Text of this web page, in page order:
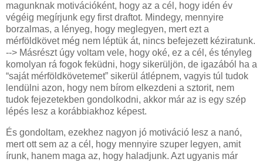
magunknak motivációként, hogy az a cél, hogy idén év
végéig megírjunk egy first draftot. Mindegy, mennyire
borzalmas, a lényeg, hogy meglegyen, mert ezt a
mérföldkövet még nem léptük át, nincs befejezett kéziratunk.
--> Másrészt úgy voltam vele, hogy oké, ez a cél, és tényleg
komolyan rá fogok feküdni, hogy sikerüljön, de igazából ha a
“saját mérföldkövetemet” sikerül átlépnem, vagyis túl tudok
lendülni azon, hogy nem bírom elkezdeni a sztorit, nem
tudok fejezetekben gondolkodni, akkor már az is egy szép
lépés lesz a korábbiakhoz képest.
És gondoltam, ezekhez nagyon jó motiváció lesz a nanó,
mert ott sem az a cél, hogy mennyire szuper legyen, amit
írunk, hanem maga az, hogy haladjunk. Azt ugyanis már